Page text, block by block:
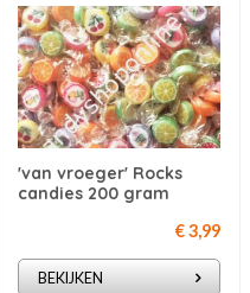
'van vroeger' Rocks
candies 200 gram
€ 3,99
BEKIJKEN